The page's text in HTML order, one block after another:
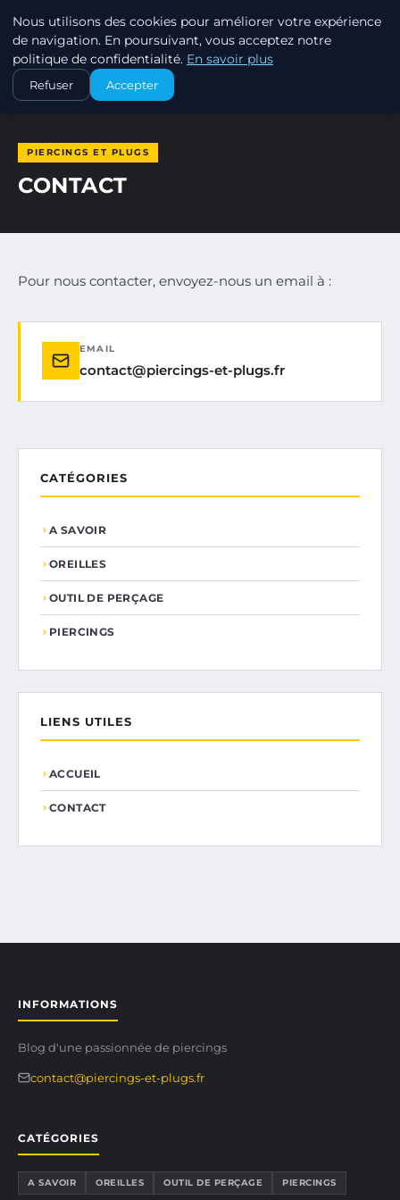
PIERCINGS ET PLUGS
ACCUEIL CONTACT
PIERCINGS ET PLUGS
CONTACT
Pour nous contacter, envoyez-nous un email à :
EMAIL
contact@piercings-et-plugs.fr
CATÉGORIES
A SAVOIR
OREILLES
OUTIL DE PERÇAGE
PIERCINGS
LIENS UTILES
ACCUEIL
CONTACT
INFORMATIONS
Blog d'une passionnée de piercings
contact@piercings-et-plugs.fr
CATÉGORIES
A SAVOIR OREILLES OUTIL DE PERÇAGE PIERCINGS
Nous utilisons des cookies pour améliorer votre expérience
de navigation. En poursuivant, vous acceptez notre
politique de confidentialité. En savoir plus
Refuser Accepter